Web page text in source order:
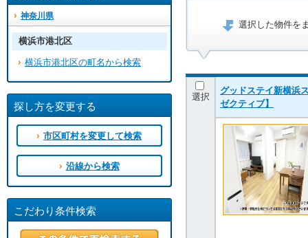
選択した物件を
選択
グッドステイ新横浜
ゼクティブ】
神奈川県
横浜市港北区
横浜市港北区の町名から検索
探し方を変更する
市区町村を変更して検索
沿線から検索
こだわり条件検索